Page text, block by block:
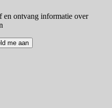
ontvang informatie over
me aan